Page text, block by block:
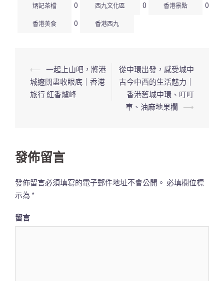
炳記茶檔 0 西九文化區 0 香港景點 0
香港美食 0 香港西九
文
章
⟵ 一起上山吧，將港
城遼闊盡收眼底｜香港
旅行 紅香爐峰
從中環出發，感受城中
古今中西的生活魅力｜
香港舊城中環、叮叮
車、油麻地果欄
⟶
發佈留言
發佈留言必須填寫的電子郵件地址不會公開。 必填欄位標
示為 *
留言